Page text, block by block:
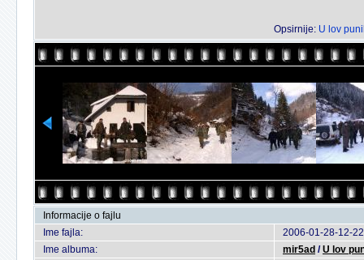
Opsirnije: U lov
Informacije o fajlu
Ime fajla:
2006-01-28-12-
Ime albuma:
mir5ad /U lov